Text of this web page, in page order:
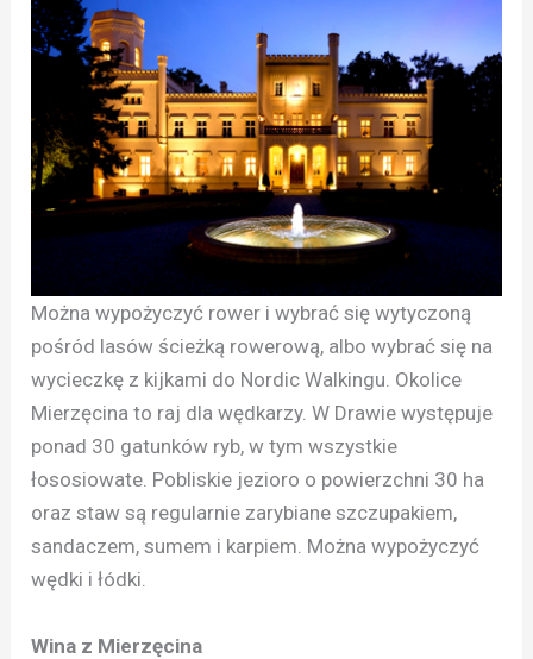
Można wypożyczyć rower i wybrać się wytyczoną
pośród lasów ścieżką rowerową, albo wybrać się na
wycieczkę z kijkami do Nordic Walkingu. Okolice
Mierzęcina to raj dla wędkarzy. W Drawie występuje
ponad 30 gatunków ryb, w tym wszystkie
łososiowate. Pobliskie jezioro o powierzchni 30 ha
oraz staw są regularnie zarybiane szczupakiem,
sandaczem, sumem i karpiem. Można wypożyczyć
wędki i łódki.
Wina z Mierzęcina